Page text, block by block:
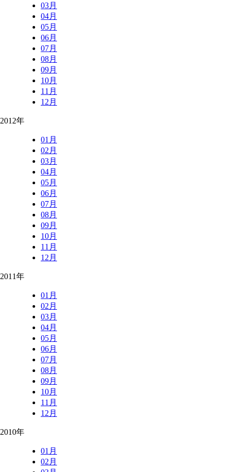
03月
04月
05月
06月
07月
08月
09月
10月
11月
12月
2012年
01月
02月
03月
04月
05月
06月
07月
08月
09月
10月
11月
12月
2011年
01月
02月
03月
04月
05月
06月
07月
08月
09月
10月
11月
12月
2010年
01月
02月